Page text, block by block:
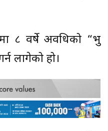
८ वर्षे अवधिको “प्रभु
लागेको हो।